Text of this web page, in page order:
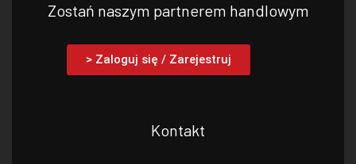
Zostań naszym partnerem handlowym
> Zaloguj się / Zarejestruj
Kontakt